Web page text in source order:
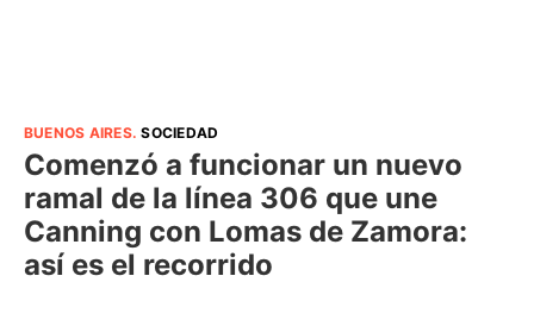
BUENOS AIRES.SOCIEDAD
Comenzó a funcionar un nuevo
ramal de la línea 306 que une
Canning con Lomas de Zamora:
así es el recorrido